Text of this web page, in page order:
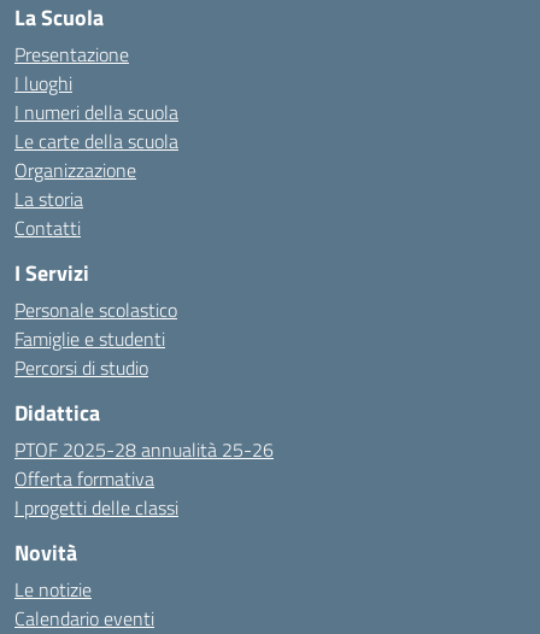
La Scuola
Presentazione
I luoghi
I numeri della scuola
Le carte della scuola
Organizzazione
La storia
Contatti
I Servizi
Personale scolastico
Famiglie e studenti
Percorsi di studio
Didattica
PTOF 2025-28 annualità 25-26
Offerta formativa
I progetti delle classi
Novità
Le notizie
Calendario eventi